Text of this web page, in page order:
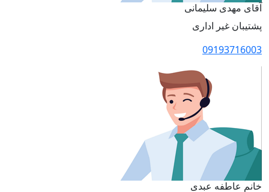
آقای مهدی سلیمانی
پشتیبان غیر اداری
09193716003
خانم عاطفه عبدی